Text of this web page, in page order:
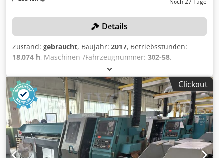
Noch 27 Tage
Details
Zustand: gebraucht, Baujahr: 2017, Betriebsstunden:
18.074 h, Maschinen-/Fahrzeugnummer: 302-58,
Verfahrwege (X/Y/Z): 550/300/425 mm, Spindeldrehzahl
max.: 10.500 U/min., Werkzeugaufnahme SK 40,
Maschinengewicht: 6.500 kg, Steuerung SIEMENS
Sinumerik 840 D, Späneförderer KNOLL 600 K-1/320,
Bandfilteranlage BÜRENER MASCHINENFABRIK KA M. TPF
150/510S, Baujahr: 2017, Wechseltisch,
Bohremulsion/Schmierstoffe müssen vom Kunden
fachgerecht abgesaugt und entsorgt werden. Crodpjzqy
Utjfx Aizef
Clickout